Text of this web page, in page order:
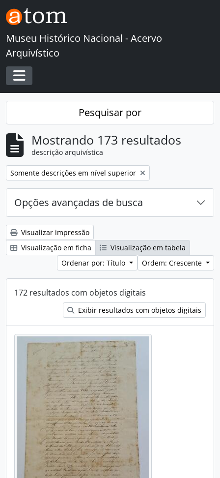
Skip to main content
Museu Histórico Nacional - Acervo
Arquivístico
Toggle navigation
Pesquisar por
Mostrando 173 resultados
descrição arquivística
Remover filtro:
Somente descrições em nível superior
Opções avançadas de busca
Visualizar impressão
Visualização em ficha
Visualização em tabela
Ordenar por: Título
Ordem: Crescente
172 resultados com objetos digitais
Exibir resultados com objetos digitais